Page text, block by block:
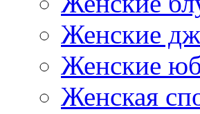
Женские
Женские
Женская